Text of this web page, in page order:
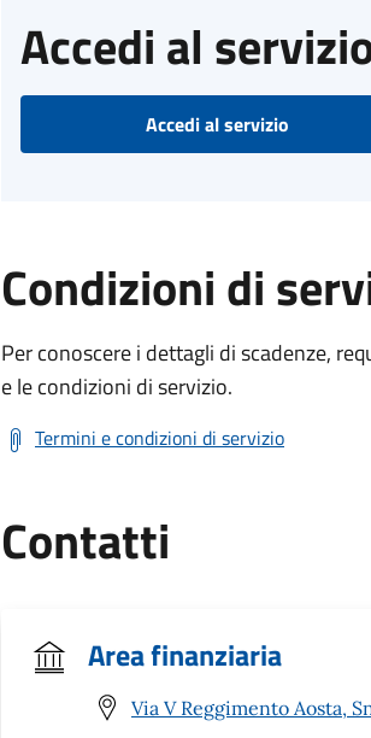
Accedi al
Accedi al servizio
Condizioni di
Per conoscere i dettagli di scadenze,
e le condizioni di servizio.
Termini e condizioni di servizio
Contatti
Area finanziaria
Via V Reggimento Aosta,